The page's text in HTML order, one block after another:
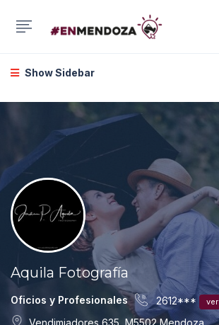
Show Sidebar
Aquila Fotografía
Oficios y Profesionales 2612*** ver
Vendimiadores 635, M5502 Mendoza